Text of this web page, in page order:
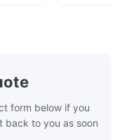
form below if you
back to you as soon